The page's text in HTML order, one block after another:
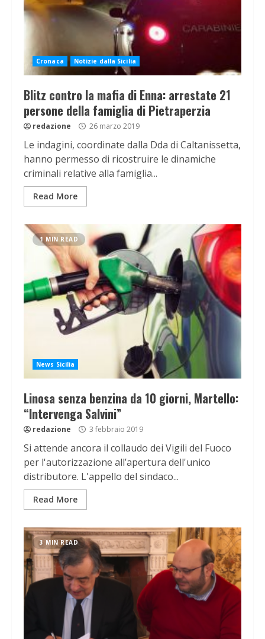
Cronaca Notizie dalla Sicilia
Blitz contro la mafia di Enna: arrestate 21
persone della famiglia di Pietraperzia
redazione 26 marzo 2019
Le indagini, coordinate dalla Dda di Caltanissetta,
hanno permesso di ricostruire le dinamiche
criminali relative alla famiglia...
Read More
1 MIN READ
News Sicilia
Linosa senza benzina da 10 giorni, Martello:
“Intervenga Salvini”
redazione 3 febbraio 2019
Si attende ancora il collaudo dei Vigili del Fuoco
per l'autorizzazione all’apertura dell'unico
distributore. L'appello del sindaco...
Read More
3 MIN READ